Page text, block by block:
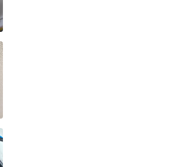
いいね！